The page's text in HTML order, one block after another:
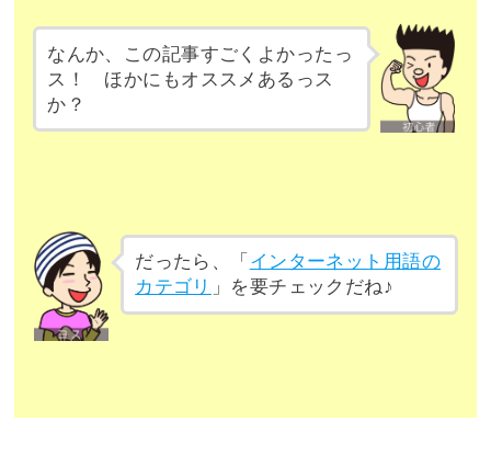
なんか、この記事すごくよかったっ
ス！ ほかにもオススメあるっス
か？
だったら、「 インターネット用語の
カテゴリ 」を要チェックだね♪